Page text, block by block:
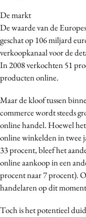
De markt
De waarde van de
geschat op 106 miljard
verkoopkanaal voor de
In 2008 verkochten 51
producten online.
Maar de kloof tussen
commerce wordt steeds
online handel. Hoewel
online winkelden in twee
33 procent, bleef het
online aankoop in een
procent naar 7 procent).
handelaren op dit
Toch is het potentieel